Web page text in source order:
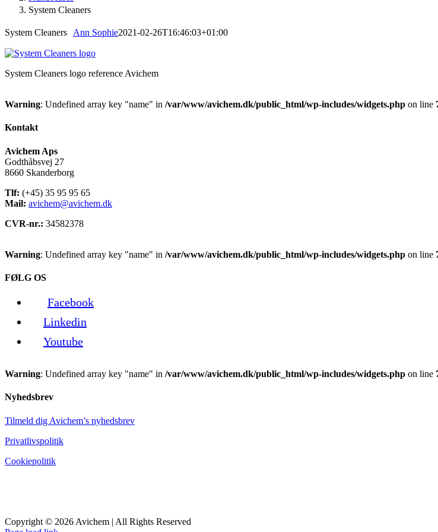
System Cleaners
System Cleaners Ann Sophie2021-02-26T16:46:03+01:00
System Cleaners logo reference Avichem
Warning: Undefined array key "name" in /var/www/avichem.dk/public_html/wp-includes/widgets.php on line
Kontakt
Avichem Aps
Godthåbsvej 27
8660 Skanderborg
Tlf: (+45) 35 95 95 65
Mail: avichem@avichem.dk
CVR-nr.: 34582378
Warning: Undefined array key "name" in /var/www/avichem.dk/public_html/wp-includes/widgets.php on line
FØLG OS
Facebook
Linkedin
Youtube
Warning: Undefined array key "name" in /var/www/avichem.dk/public_html/wp-includes/widgets.php on line
Nyhedsbrev
Tilmeld dig Avichem’s nyhedsbrev
Privatlivspolitik
Cookiepolitik
Copyright © 2026 Avichem | All Rights Reserved